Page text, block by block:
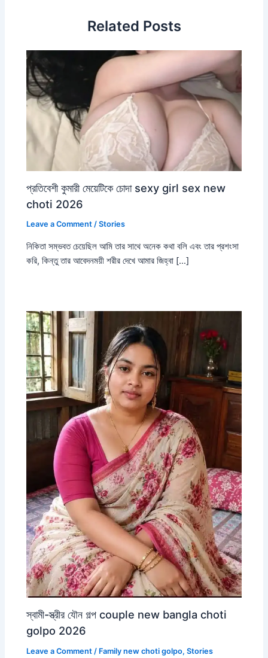
Related Posts
প্রতিবেশী কুমারী মেয়েটিকে চোদা sexy girl sex new
choti 2026
Leave a Comment /Stories
নিকিতা সম্ভবত চেয়েছিল আমি তার সাথে অনেক কথা বলি এবং তার প্রশংসা
করি, কিন্তু তার আবেদনময়ী শরীর দেখে আমার জিহ্বা […]
স্বামী-স্ত্রীর যৌন গল্প couple new bangla choti
golpo 2026
Leave a Comment / Family new choti golpo,Stories